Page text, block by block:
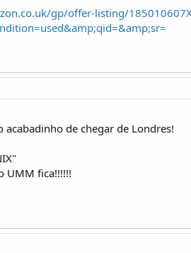
gp/offer-listing/
acabadinho de chegar de Londres!
UMM fica!!!!!!